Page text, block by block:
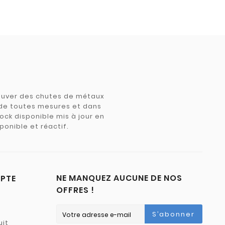
des chutes de métaux
toutes mesures et dans
disponible mis à jour en
et réactif.
NE MANQUEZ AUCUNE DE NOS
OFFRES !
S’abonner